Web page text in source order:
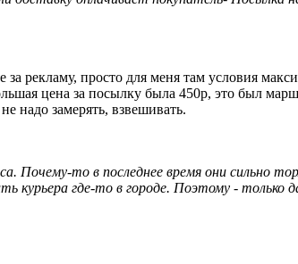
рекламу, просто для меня там условия
цена за посылку была 450р, это был
надо замерять, взвешивать.
Почему-то в последнее время они сильно
курьера где-то в городе. Поэтому - только